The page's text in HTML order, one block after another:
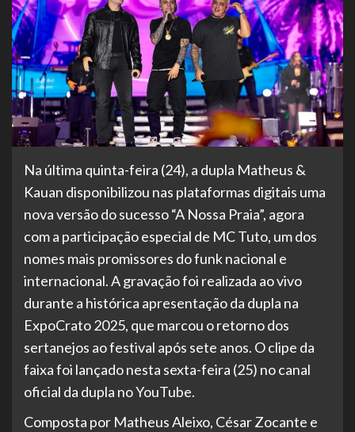
Na última quinta-feira (24), a dupla Matheus &
Kauan disponibilizou nas plataformas digitais uma
nova versão do sucesso “A Nossa Praia”, agora
com a participação especial de MC Tuto, um dos
nomes mais promissores do funk nacional e
internacional. A gravação foi realizada ao vivo
durante a histórica apresentação da dupla na
ExpoCrato 2025, que marcou o retorno dos
sertanejos ao festival após sete anos. O clipe da
faixa foi lançado nesta sexta-feira (25) no canal
oficial da dupla no YouTube.
Composta por Matheus Aleixo, César Zocante e